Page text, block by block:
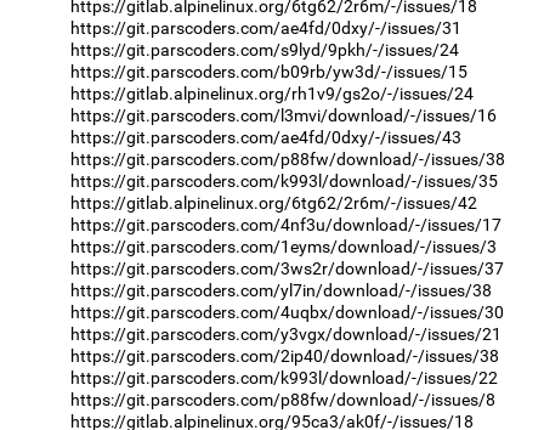
https://gitlab.alpinelinux.org/6tg62/2r6m/-/issues/18
https://git.parscoders.com/ae4fd/0dxy/-/issues/31
https://git.parscoders.com/s9lyd/9pkh/-/issues/24
https://git.parscoders.com/b09rb/yw3d/-/issues/15
https://gitlab.alpinelinux.org/rh1v9/gs2o/-/issues/24
https://git.parscoders.com/l3mvi/download/-/issues/16
https://git.parscoders.com/ae4fd/0dxy/-/issues/43
https://git.parscoders.com/p88fw/download/-/issues/38
https://git.parscoders.com/k993l/download/-/issues/35
https://gitlab.alpinelinux.org/6tg62/2r6m/-/issues/42
https://git.parscoders.com/4nf3u/download/-/issues/17
https://git.parscoders.com/1eyms/download/-/issues/3
https://git.parscoders.com/3ws2r/download/-/issues/37
https://git.parscoders.com/yl7in/download/-/issues/38
https://git.parscoders.com/4uqbx/download/-/issues/30
https://git.parscoders.com/y3vgx/download/-/issues/21
https://git.parscoders.com/2ip40/download/-/issues/38
https://git.parscoders.com/k993l/download/-/issues/22
https://git.parscoders.com/p88fw/download/-/issues/8
https://gitlab.alpinelinux.org/95ca3/ak0f/-/issues/18